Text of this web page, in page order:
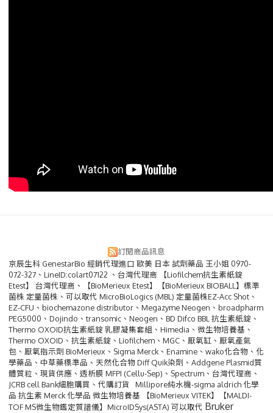
訂閱商品訊息
京辰生科 GenestarBio 經銷代理進口 歐美 日本 試劑藥品 王小姐 0970-
072-327、LineID:colart07122 、台灣代理商 【Liofilchem抗生素紙錠
Etest】 台灣代理商、【BioMerieux Etest】【BioMerieux BIOBALL】標準
菌株 定量菌株、可以取代 MicroBioLogics (MBL) 定量菌株EZ-Acc Shot、
EZ-CFU、biochemazone distributor、Megazyme Neogen、broadpharm
PEG5000、Dojindo、transomic、Neogen、BD Difco BBL 抗生素紙錠、
Thermo OXOID抗生素紙錠 乳膠凝集套組、Himedia、微生物培養基、
Thermo OXOID、抗生素紙錠、Liofilchem、MGC、厭氧缸、厭氧產氣
包、厭氧指示劑 BioMerieux、Sigma Merck、Enamine、wako化合物、化
學藥品、中草藥標準品、天然化合物 Diff Quik染劑、Addgene Plasmid質
體質粒、現貨供應、透析膜 MFPI (Cellu-Sep)、Spectrum、台灣代理商、
JCRB cell Bank細胞購買、代購訂貨 Millipore純水機-sigma aldrich 化學
品 抗生素 Merck 化學品 微生物培養基 【BioMerieux VITEK】【MALDI-
TOF MS微生物鑑定質譜儀】MicroIDSys(ASTA) 可以取代 Bruker